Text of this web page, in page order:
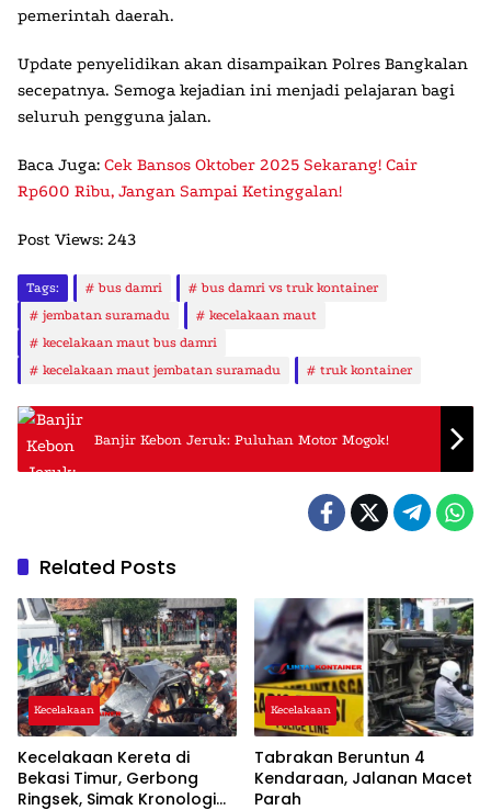
pemerintah daerah.
Update penyelidikan akan disampaikan Polres Bangkalan
secepatnya. Semoga kejadian ini menjadi pelajaran bagi
seluruh pengguna jalan.
Baca Juga: Cek Bansos Oktober 2025 Sekarang! Cair
Rp600 Ribu, Jangan Sampai Ketinggalan!
Post Views: 243
Tags: bus damri
bus damri vs truk kontainer
jembatan suramadu
kecelakaan maut
kecelakaan maut bus damri
kecelakaan maut jembatan suramadu
truk kontainer
Banjir Kebon Jeruk: Puluhan Motor Mogok!
Related Posts
Kecelakaan
Kecelakaan Kereta di
Bekasi Timur, Gerbong
Ringsek, Simak Kronologi
Kecelakaan
Tabrakan Beruntun 4
Kendaraan, Jalanan Macet
Parah